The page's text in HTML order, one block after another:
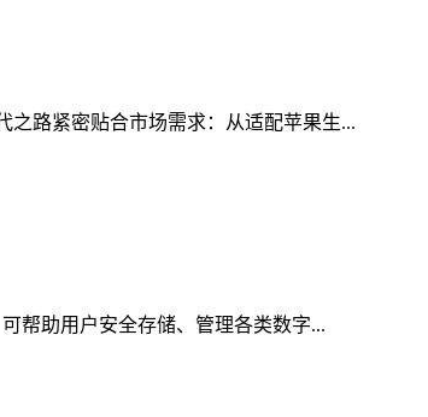
之路紧密贴合市场需求：从适配苹果生...
帮助用户安全存储、管理各类数字...